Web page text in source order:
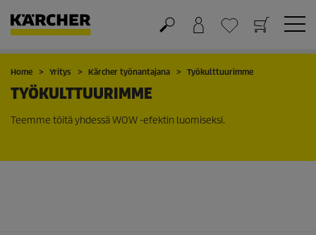
Ostoskori
Suosikit
Home Yritys Kärcher työnantajana Työkulttuurimme
TYÖKULTTUURIMME
Teemme töitä yhdessä WOW -efektin luomiseksi.